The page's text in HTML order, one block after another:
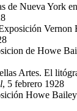
de Nueva York
de Howe
Artes. El
, 5 febrero 1928
Howe